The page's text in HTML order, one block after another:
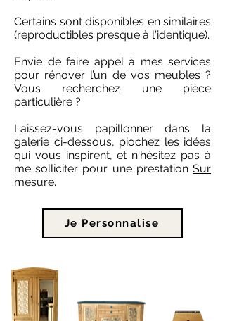
Certains sont disponibles en similaires
(reproductibles presque à l'identique).
Envie de faire appel à mes services
pour rénover l’un de vos meubles ?
Vous recherchez une pièce
particulière ?
Laissez-vous papillonner dans la
galerie ci-dessous, piochez les idées
qui vous inspirent, et n'hésitez pas à
me solliciter pour une prestation Sur
mesure.
Je Personnalise